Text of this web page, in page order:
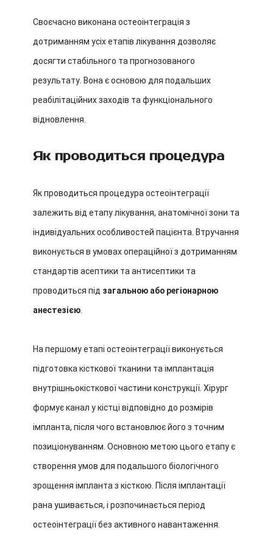
Своєчасно виконана остеоінтеграція з
дотриманням усіх етапів лікування дозволяє
досягти стабільного та прогнозованого
результату. Вона є основою для подальших
реабілітаційних заходів та функціонального
відновлення.
Як проводиться процедура
Як проводиться процедура остеоінтеграції
залежить від етапу лікування, анатомічної зони та
індивідуальних особливостей пацієнта. Втручання
виконується в умовах операційної з дотриманням
стандартів асептики та антисептики та
проводиться під загальною або регіонарною
анестезією
На першому етапі остеоінтеграції виконується
підготовка кісткової тканини та імплантація
внутрішньокісткової частини конструкції. Хірург
формує канал у кістці відповідно до розмірів
імпланта, після чого встановлює його з точним
позиціонуванням. Основною метою цього етапу є
створення умов для подальшого біологічного
зрощення імпланта з кісткою. Після імплантації
рана ушивається, і розпочинається період
остеоінтеграції без активного навантаження.